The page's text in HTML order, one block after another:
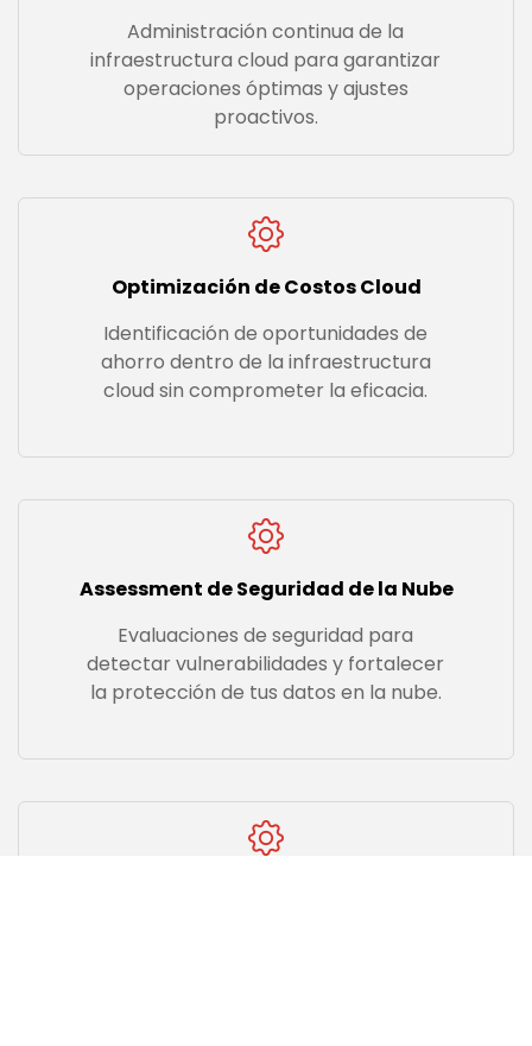
Administración continua de la
infraestructura cloud para garantizar
operaciones óptimas y ajustes
proactivos.
Optimización de Costos Cloud
Identificación de oportunidades de
ahorro dentro de la infraestructura
cloud sin comprometer la eficacia.
Assessment de Seguridad de la Nube
Evaluaciones de seguridad para
detectar vulnerabilidades y fortalecer
la protección de tus datos en la nube.